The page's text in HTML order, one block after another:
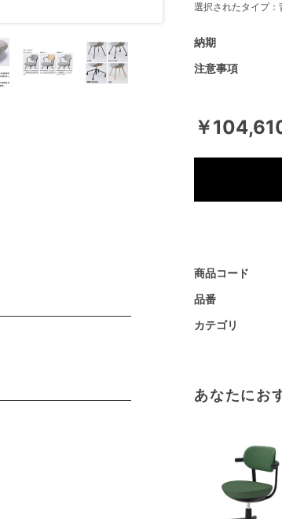
￥
商品コード
品番
カテゴリ
注意事項
納期
選択されたタイプ：
あなたにお